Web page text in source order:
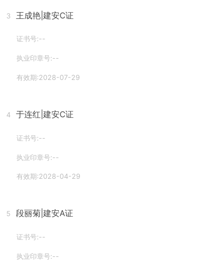
3 王成艳 |建安C证
证书号:--
执业印章号:--
有效期:2028-07-29
4 于连红 |建安C证
证书号:--
执业印章号:--
有效期:2028-04-29
5 段丽菊 |建安A证
证书号:--
执业印章号:--